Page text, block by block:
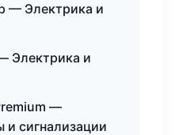
— Электрика и
Электрика и
—
сигнализации